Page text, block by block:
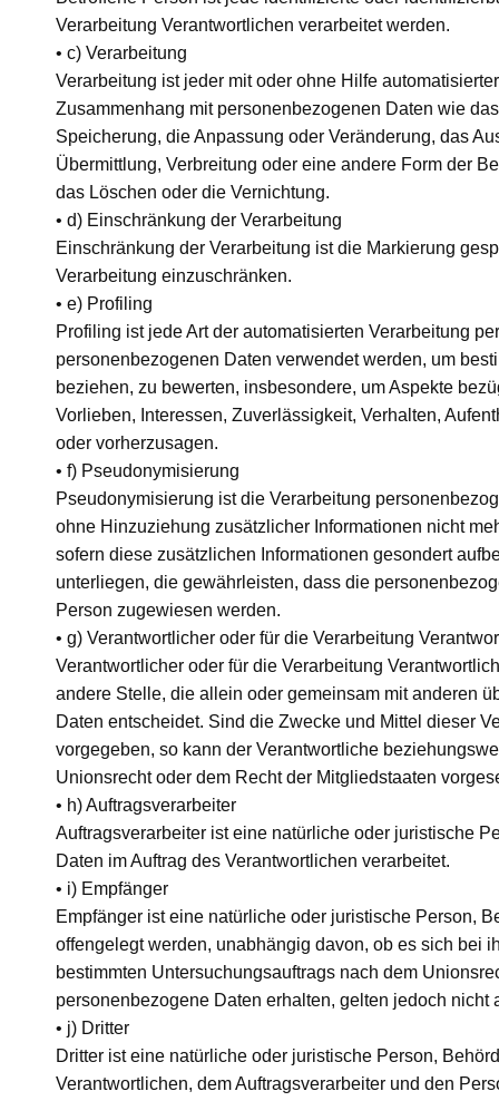
Verarbeitung Verantwortlichen verarbeitet werden.
• c) Verarbeitung
Verarbeitung ist jeder mit oder ohne Hilfe
Zusammenhang mit personenbezogenen Daten wie
Speicherung, die Anpassung oder Veränderung, das
Übermittlung, Verbreitung oder eine andere Form der
das Löschen oder die Vernichtung.
• d) Einschränkung der Verarbeitung
Einschränkung der Verarbeitung ist die Markierung
Verarbeitung einzuschränken.
• e) Profiling
Profiling ist jede Art der automatisierten Verarbeitung
personenbezogenen Daten verwendet werden, um
beziehen, zu bewerten, insbesondere, um Aspekte
Vorlieben, Interessen, Zuverlässigkeit, Verhalten,
oder vorherzusagen.
• f) Pseudonymisierung
Pseudonymisierung ist die Verarbeitung
ohne Hinzuziehung zusätzlicher Informationen nicht
sofern diese zusätzlichen Informationen gesondert
unterliegen, die gewährleisten, dass die
Person zugewiesen werden.
• g) Verantwortlicher oder für die Verarbeitung
Verantwortlicher oder für die Verarbeitung
andere Stelle, die allein oder gemeinsam mit anderen
Daten entscheidet. Sind die Zwecke und Mittel dieser
vorgegeben, so kann der Verantwortliche
Unionsrecht oder dem Recht der Mitgliedstaaten
• h) Auftragsverarbeiter
Auftragsverarbeiter ist eine natürliche oder juristische
Daten im Auftrag des Verantwortlichen verarbeitet.
• i) Empfänger
Empfänger ist eine natürliche oder juristische Person,
offengelegt werden, unabhängig davon, ob es sich bei
bestimmten Untersuchungsauftrags nach dem
personenbezogene Daten erhalten, gelten jedoch nicht
• j) Dritter
Dritter ist eine natürliche oder juristische Person,
Verantwortlichen, dem Auftragsverarbeiter und den